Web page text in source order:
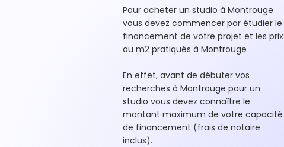
Pour acheter un studio à Montrouge
vous devez commencer par étudier le
financement de votre projet et les prix
au m2 pratiqués à Montrouge .
En effet, avant de débuter vos
recherches à Montrouge pour un
studio vous devez connaître le
montant maximum de votre capacité
de financement (frais de notaire
inclus).